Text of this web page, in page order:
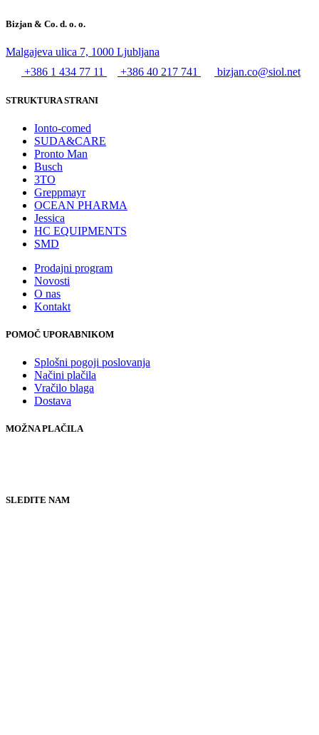
Bizjan & Co. d. o. o.
Malgajeva ulica 7, 1000 Ljubljana
+386 1 434 77 11
+386 40 217 741 bizjan.co@siol.net
STRUKTURA STRANI
Ionto-comed
SUDA&CARE
Pronto Man
Busch
3TO
Greppmayr
OCEAN PHARMA
Jessica
HC EQUIPMENTS
SMD
Prodajni program
Novosti
O nas
Kontakt
POMOČ UPORABNIKOM
Splošni pogoji poslovanja
Načini plačila
Vračilo blaga
Dostava
MOŽNA PLAČILA
SLEDITE NAM